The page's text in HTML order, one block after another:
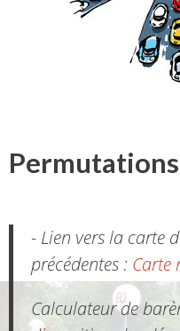
- Lien vers la carte
précédentes : Carte
Calculateur de